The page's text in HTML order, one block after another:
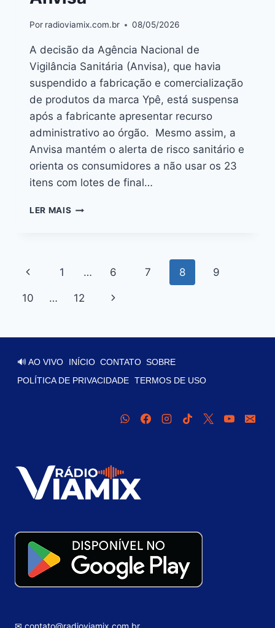
Por radioviamix.com.br 08/05/2026
A decisão da Agência Nacional de
Vigilância Sanitária (Anvisa), que havia
suspendido a fabricação e comercialização
de produtos da marca Ypê, está suspensa
após a fabricante apresentar recurso
administrativo ao órgão. Mesmo assim, a
Anvisa mantém o alerta de risco sanitário e
orienta os consumidores a não usar os 23
itens com lotes de final…
LER MAIS
1 … 6 7 8 9
10 … 12
🔊 AO VIVO INÍCIO CONTATO SOBRE
POLÍTICA DE PRIVACIDADE TERMOS DE USO
✉ contato@radioviamix.com.br